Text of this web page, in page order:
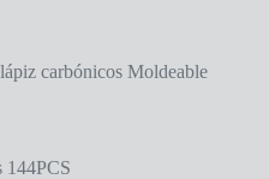
carbónicos Moldeable
144PCS